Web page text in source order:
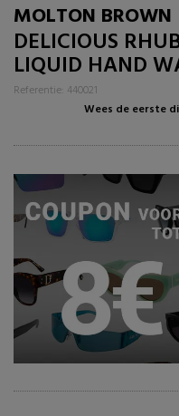
MOLTON BROWN
DELICIOUS
LIQUID HAND
Referentie: 440021
Wees de eerste